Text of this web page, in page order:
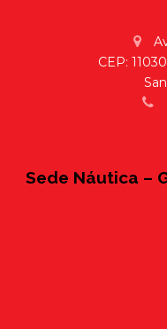
CEP:
Sede Náutica –